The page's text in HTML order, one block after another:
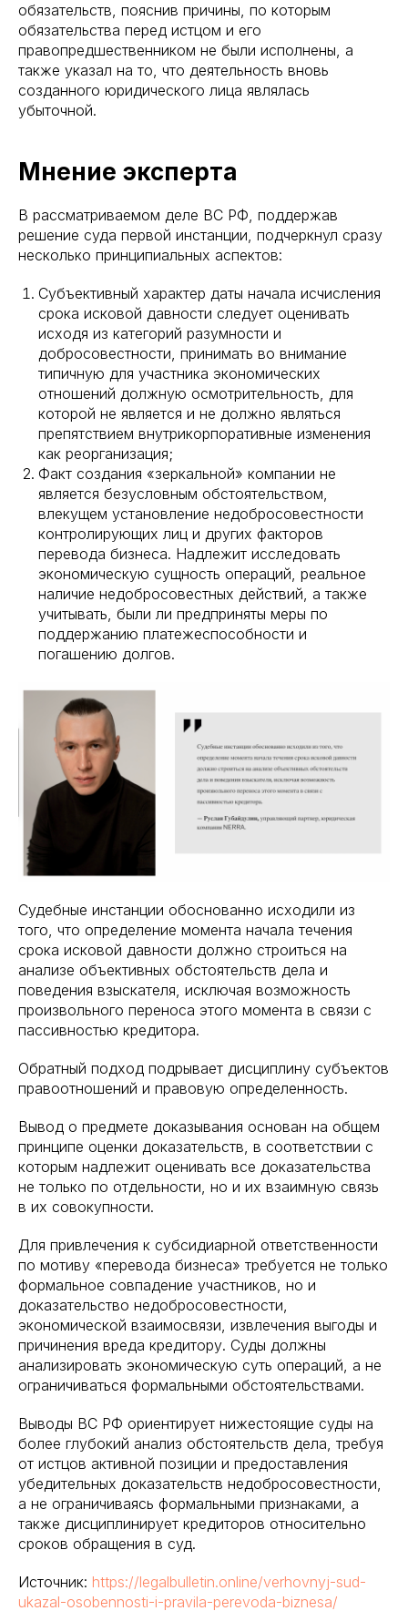
обязательств, пояснив причины, по которым
обязательства перед истцом и его
правопредшественником не были исполнены, а
также указал на то, что деятельность вновь
созданного юридического лица являлась
убыточной.
Мнение эксперта
В рассматриваемом деле ВС РФ, поддержав
решение суда первой инстанции, подчеркнул сразу
несколько принципиальных аспектов:
Субъективный характер даты начала исчисления
срока исковой давности следует оценивать
исходя из категорий разумности и
добросовестности, принимать во внимание
типичную для участника экономических
отношений должную осмотрительность, для
которой не является и не должно являться
препятствием внутрикорпоративные изменения
как реорганизация;
Факт создания «зеркальной» компании не
является безусловным обстоятельством,
влекущем установление недобросовестности
контролирующих лиц и других факторов
перевода бизнеса. Надлежит исследовать
экономическую сущность операций, реальное
наличие недобросовестных действий, а также
учитывать, были ли предприняты меры по
поддержанию платежеспособности и
погашению долгов.
Судебные инстанции обоснованно исходили из
того, что определение момента начала течения
срока исковой давности должно строиться на
анализе объективных обстоятельств дела и
поведения взыскателя, исключая возможность
произвольного переноса этого момента в связи с
пассивностью кредитора.
Обратный подход подрывает дисциплину субъектов
правоотношений и правовую определенность.
Вывод о предмете доказывания основан на общем
принципе оценки доказательств, в соответствии с
которым надлежит оценивать все доказательства
не только по отдельности, но и их взаимную связь
в их совокупности.
Для привлечения к субсидиарной ответственности
по мотиву «перевода бизнеса» требуется не только
формальное совпадение участников, но и
доказательство недобросовестности,
экономической взаимосвязи, извлечения выгоды и
причинения вреда кредитору. Суды должны
анализировать экономическую суть операций, а не
ограничиваться формальными обстоятельствами.
Выводы ВС РФ ориентирует нижестоящие суды на
более глубокий анализ обстоятельств дела, требуя
от истцов активной позиции и предоставления
убедительных доказательств недобросовестности,
а не ограничиваясь формальными признаками, а
также дисциплинирует кредиторов относительно
сроков обращения в суд.
Источник: https://legalbulletin.online/verhovnyj-sud-
ukazal-osobennosti-i-pravila-perevoda-biznesa/